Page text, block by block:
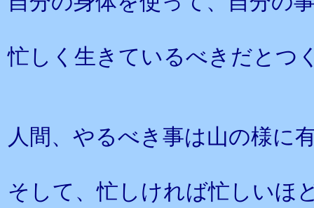
忙しく生きているべきだとつ
人間、やるべき事は山の様に
そして、忙しければ忙しいほ